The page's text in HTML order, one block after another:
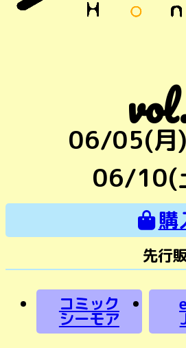
06/05(月)
06/10(
購
先行
コミック
シーモア